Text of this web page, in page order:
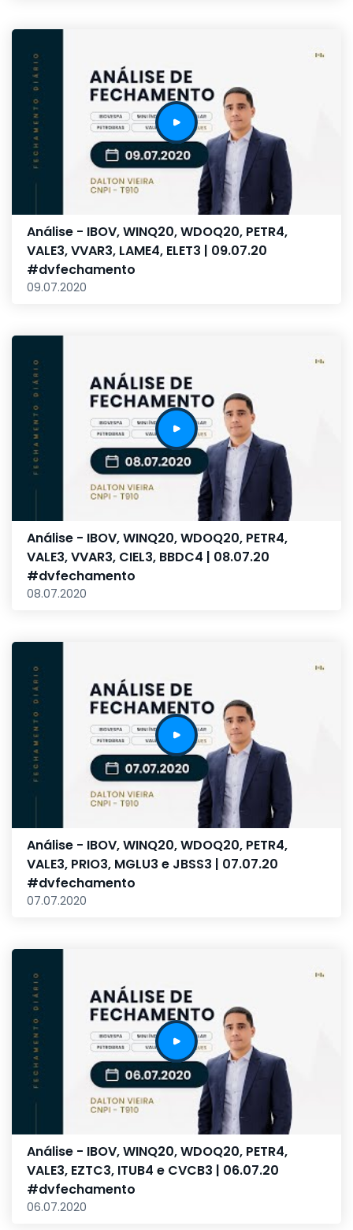
Análise - IBOV, WINQ20, WDOQ20, PETR4,
VALE3, VVAR3, LAME4, ELET3 | 09.07.20
#dvfechamento
09.07.2020
Análise - IBOV, WINQ20, WDOQ20, PETR4,
VALE3, VVAR3, CIEL3, BBDC4 | 08.07.20
#dvfechamento
08.07.2020
Análise - IBOV, WINQ20, WDOQ20, PETR4,
VALE3, PRIO3, MGLU3 e JBSS3 | 07.07.20
#dvfechamento
07.07.2020
Análise - IBOV, WINQ20, WDOQ20, PETR4,
VALE3, EZTC3, ITUB4 e CVCB3 | 06.07.20
#dvfechamento
06.07.2020